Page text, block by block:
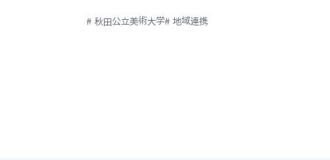
# 秋田公立美術大学# 地域連携